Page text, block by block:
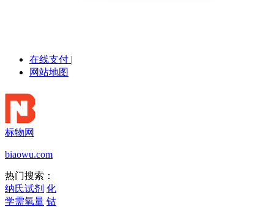
在线支付 |
网站地图
标物网
biaowu.com
热门搜索：
纳氏试剂 化
学需氧量 钴